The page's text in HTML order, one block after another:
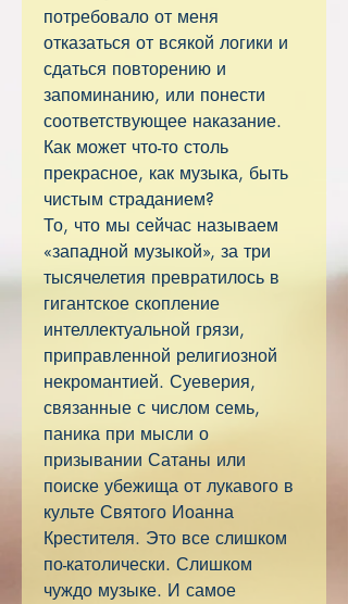
потребовало от меня
отказаться от всякой логики и
сдаться повторению и
запоминанию, или понести
соответствующее наказание.
Как может что-то столь
прекрасное, как музыка, быть
чистым страданием?
То, что мы сейчас называем
«западной музыкой», за три
тысячелетия превратилось в
гигантское скопление
интеллектуальной грязи,
приправленной религиозной
некромантией. Суеверия,
связанные с числом семь,
паника при мысли о
призывании Сатаны или
поиске убежища от лукавого в
культе Святого Иоанна
Крестителя. Это все слишком
по-католически. Слишком
чуждо музыке. И самое